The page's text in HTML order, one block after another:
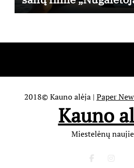
kino teatruose – nuo
2018© Kauno alėja | Paper
Kauno
Miestelėnų